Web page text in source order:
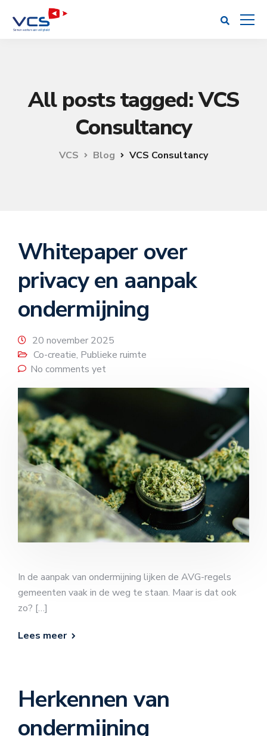
All posts tagged: VCS
Consultancy
VCS Blog VCS Consultancy
Whitepaper over
privacy en aanpak
ondermijning
20 november 2025
Co-creatie, Publieke ruimte
No comments yet
In de aanpak van ondermijning lijken de AVG-regels
gemeenten vaak in de weg te staan. Maar is dat ook
zo? […]
Lees meer
Herkennen van
ondermijning